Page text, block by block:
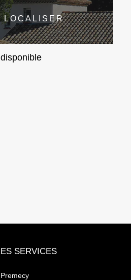
LOCALISER
SERVICES